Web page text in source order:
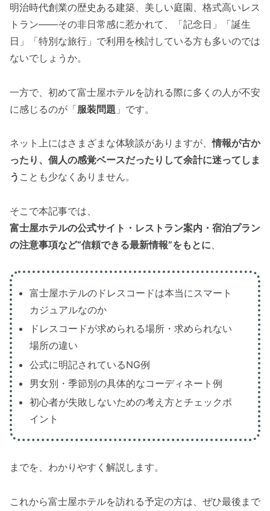
明治時代創業の歴史ある建築、美しい庭園、格式高いレス
トラン——その非日常感に惹かれて、「記念日」「誕生
日」「特別な旅行」で利用を検討している方も多いのでは
ないでしょうか。
一方で、初めて富士屋ホテルを訪れる際に多くの人が不安
に感じるのが「服装問題 」です。
ネット上にはさまざまな体験談がありますが、情報が古か
ったり、個人の感覚ベースだったりして余計に迷ってしま
う ことも少なくありません。
そこで本記事では、
富士屋ホテルの公式サイト・レストラン案内・宿泊プラン
の注意事項など“信頼できる最新情報”をもとに、
富士屋ホテルのドレスコードは本当にスマート
カジュアルなのか
ドレスコードが求められる場所・求められない
場所の違い
公式に明記されているNG例
男女別・季節別の具体的なコーディネート例
初心者が失敗しないための考え方とチェックポ
イント
までを、わかりやすく解説します。
これから富士屋ホテルを訪れる予定の方は、ぜひ最後まで